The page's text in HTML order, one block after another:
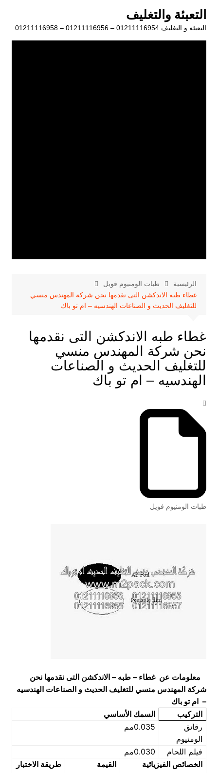
المحتوى
التعبئة والتغليف
التعبئة و التغليف 01211116954 – 01211116956 – 01211116958
الرئيسية
طبات الومنيوم فويل
غطاء طبه الاندكشن التى نقدمها نحن شركة المهندس منسي
للتغليف الحديث و الصناعات الهندسيه – ام تو باك
غطاء طبه الاندكشن التى نقدمها
نحن شركة المهندس منسي
للتغليف الحديث و الصناعات
الهندسيه – ام تو باك
طبات الومنيوم فويل
معلومات عنغطاء – طبه – الاندكشن التى نقدمها نحن
شركة المهندس منسي للتغليف الحديث و الصناعات الهندسيه
– ام تو باك
التركيب
السمك الأساسي
رقائق
الومنيوم
0.035مم
فيلم اللحام
0.030مم
الخصائص الفيزيائية
القيمة طريقة الاختبار